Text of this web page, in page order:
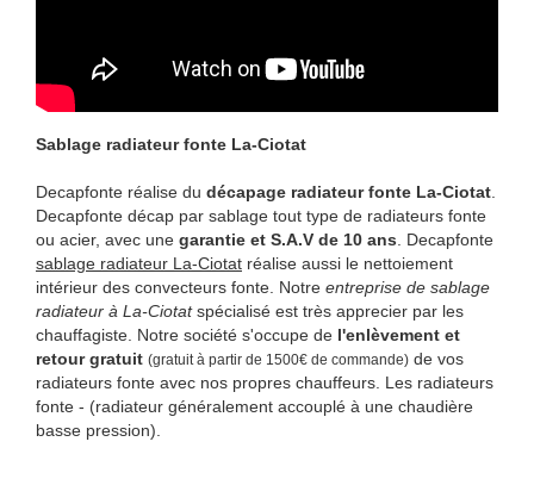
Sablage radiateur fonte La-Ciotat
Decapfonte réalise du décapage radiateur fonte La-Ciotat
Decapfonte décap par sablage tout type de radiateurs fonte
ou acier, avec une garantie et S.A.V de 10 ans . Decapfonte
sablage radiateur La-Ciotat réalise aussi le nettoiement
intérieur des convecteurs fonte. Notre entreprise de sablage
radiateur à La-Ciotatspécialisé est très apprecier par les
chauffagiste. Notre société s'occupe de l'enlèvement et
retour gratuit (gratuit à partir de 1500€ de commande) de vos
radiateurs fonte avec nos propres chauffeurs. Les radiateurs
fonte - (radiateur généralement accouplé à une chaudière
basse pression).